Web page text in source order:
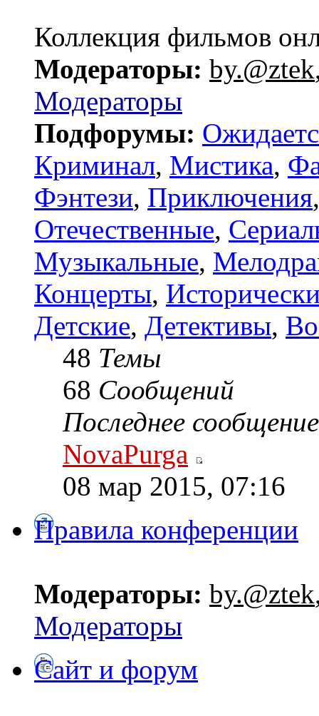
Коллекция фильмов
Модераторы: by.@ztek
Модераторы
Подфорумы:
Криминал, Мистика,
Фэнтези, Приключения
Отечественные,
Музыкальные,
Концерты,
Детские, Детективы,
48 Темы
68 Сообщений
Последнее сообщение
NovaPurga
08 мар 2015, 07:16
Правила конференции
Модераторы: by.@ztek
Модераторы
Сайт и форум